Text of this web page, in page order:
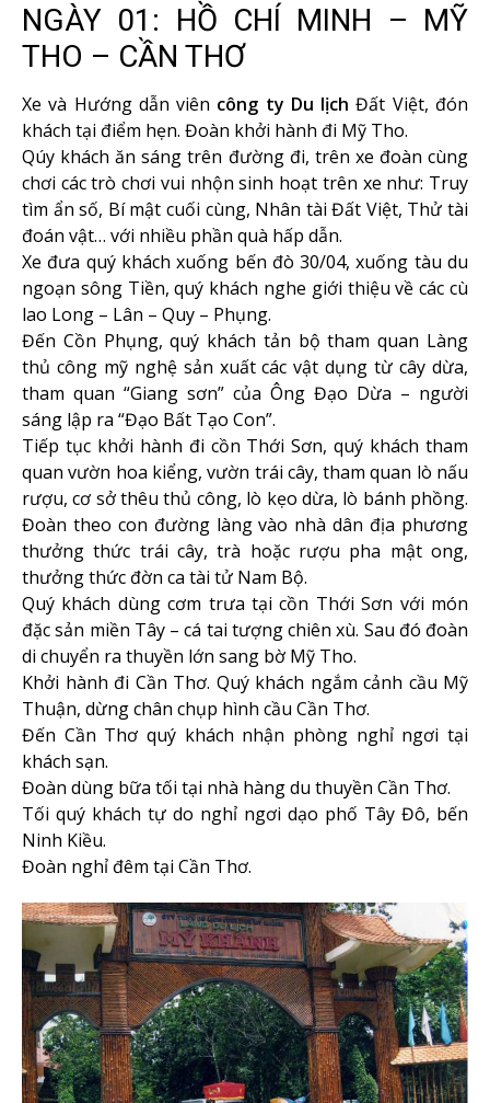
NGÀY 01: HỒ CHÍ MINH – MỸ
THO – CẦN THƠ
Xe và Hướng dẫn viên công ty Du lịch Đất Việt, đón
khách tại điểm hẹn. Đoàn khởi hành đi Mỹ Tho.
Qúy khách ăn sáng trên đường đi, trên xe đoàn cùng
chơi các trò chơi vui nhộn sinh hoạt trên xe như: Truy
tìm ẩn số, Bí mật cuối cùng, Nhân tài Đất Việt, Thử tài
đoán vật… với nhiều phần quà hấp dẫn.
Xe đưa quý khách xuống bến đò 30/04, xuống tàu du
ngoạn sông Tiền, quý khách nghe giới thiệu về các cù
lao Long – Lân – Quy – Phụng.
Đến Cồn Phụng, quý khách tản bộ tham quan Làng
thủ công mỹ nghệ sản xuất các vật dụng từ cây dừa,
tham quan “Giang sơn” của Ông Đạo Dừa – người
sáng lập ra “Đạo Bất Tạo Con”.
Tiếp tục khởi hành đi cồn Thới Sơn, quý khách tham
quan vườn hoa kiểng, vườn trái cây, tham quan lò nấu
rượu, cơ sở thêu thủ công, lò kẹo dừa, lò bánh phồng.
Đoàn theo con đường làng vào nhà dân địa phương
thưởng thức trái cây, trà hoặc rượu pha mật ong,
thưởng thức đờn ca tài tử Nam Bộ.
Quý khách dùng cơm trưa tại cồn Thới Sơn với món
đặc sản miền Tây – cá tai tượng chiên xù. Sau đó đoàn
di chuyển ra thuyền lớn sang bờ Mỹ Tho.
Khởi hành đi Cần Thơ. Quý khách ngắm cảnh cầu Mỹ
Thuận, dừng chân chụp hình cầu Cần Thơ.
Đến Cần Thơ quý khách nhận phòng nghỉ ngơi tại
khách sạn.
Đoàn dùng bữa tối tại nhà hàng du thuyền Cần Thơ.
Tối quý khách tự do nghỉ ngơi dạo phố Tây Đô, bến
Ninh Kiều.
Đoàn nghỉ đêm tại Cần Thơ.